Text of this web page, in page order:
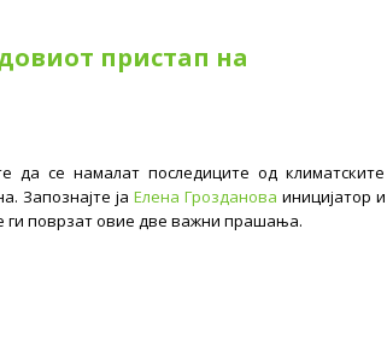
пристап на
се намалат последиците од климатските
Запознајте ја Елена Грозданова иницијатор и
ги поврзат овие две важни прашања.